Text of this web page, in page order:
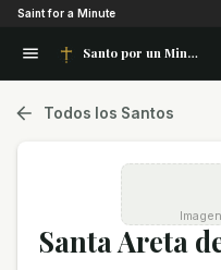
Saint for a Minute
Santo por un Minuto
Todos los Santos
Santa Areta